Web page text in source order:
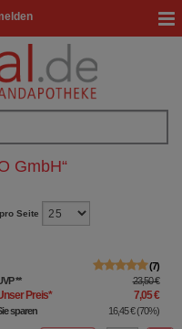
GmbH“
pro Seite
7
** 23,50 €
Preis* 7,05 €
sparen 16,45 €(70%)